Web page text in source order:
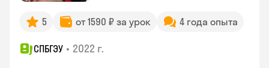
5 от 1590 ₽ за урок 4 года опыта
СПБГЭУ • 2022 г.